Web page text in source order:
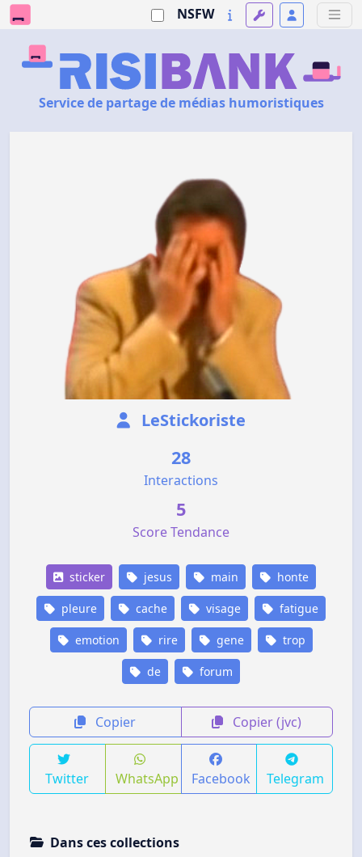
NSFW
Service de partage de médias humoristiques
LeStickoriste
28
Interactions
5
Score Tendance
sticker jesus main honte
pleure cache visage fatigue
emotion rire gene trop
de forum
Copier Copier (jvc)
Twitter WhatsApp Facebook Telegram
Dans ces collections